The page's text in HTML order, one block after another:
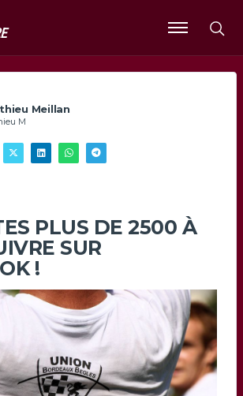
Ouvrir
le
Meillan
M
PLUS DE 2500 À
SUR
!